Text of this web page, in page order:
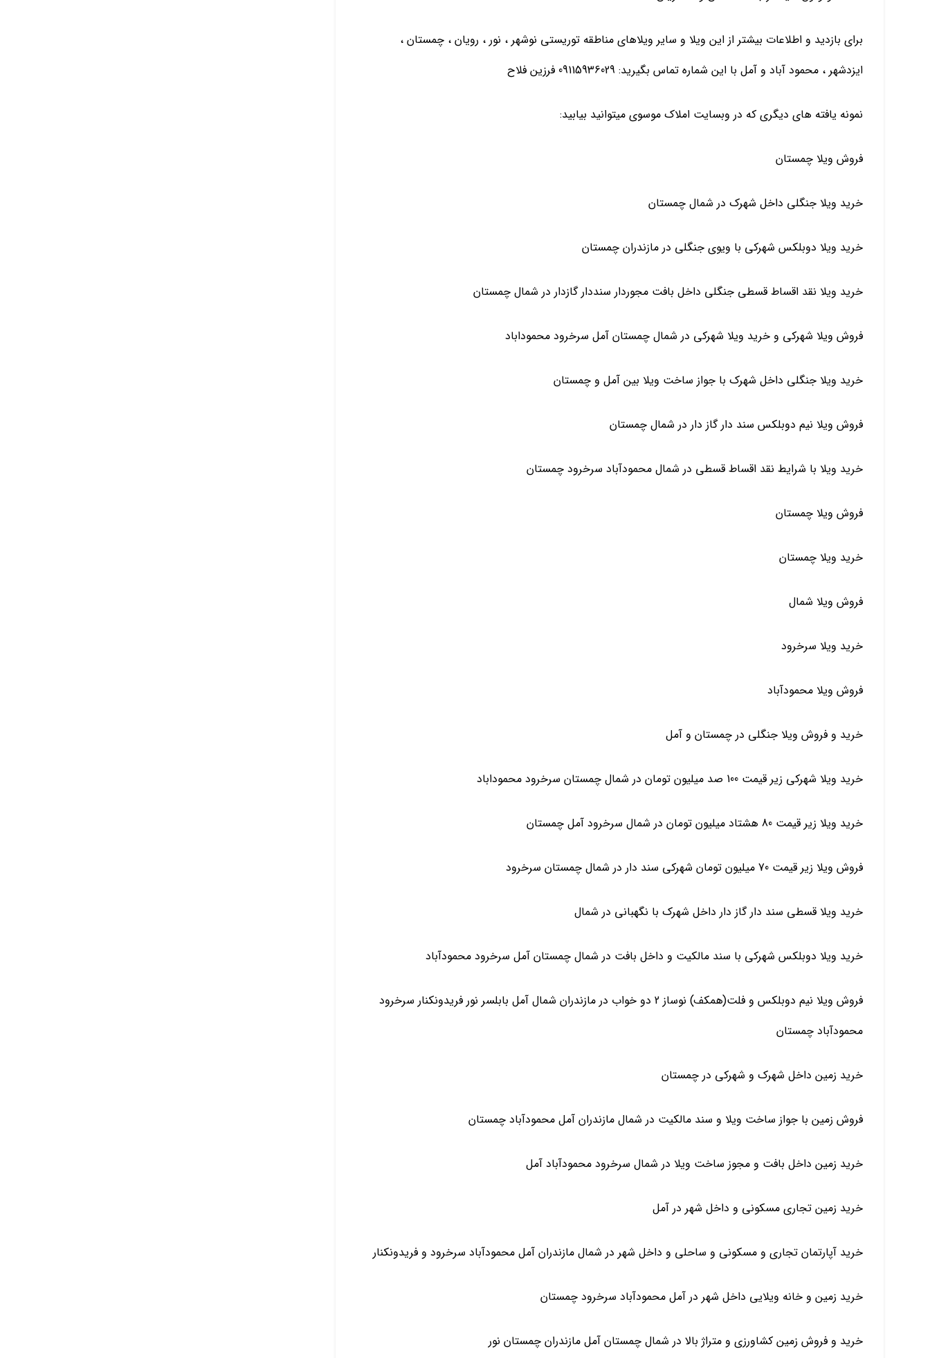
برای بازدید و اطلاعات بیشتر از این ویلا و سایر ویلاهای مناطقه توریستی نوشهر ، نور ، رویان ، چمستان ،
ایزدشهر ، محمود آباد و آمل با این شماره تماس بگیرید: 09115936029 فرزین فلاح
نمونه یافته های دیگری که در وبسایت املاک موسوی میتوانید بیابید:
فروش ویلا چمستان
خرید ویلا جنگلی داخل شهرک در شمال چمستان
خرید ویلا دوبلکس شهرکی با ویوی جنگلی در مازندران چمستان
خرید ویلا نقد اقساط قسطی جنگلی داخل بافت مجوردار سنددار گازدار در شمال چمستان
فروش ویلا شهرکی و خرید ویلا شهرکی در شمال چمستان آمل سرخرود محموداباد
خرید ویلا جنگلی داخل شهرک با جواز ساخت ویلا بین آمل و چمستان
فروش ویلا نیم دوبلکس سند دار گاز دار در شمال چمستان
خرید ویلا با شرایط نقد اقساط قسطی در شمال محمودآباد سرخرود چمستان
فروش ویلا چمستان
خرید ویلا چمستان
فروش ویلا شمال
خرید ویلا سرخرود
فروش ویلا محمودآباد
خرید و فروش ویلا جنگلی در چمستان و آمل
خرید ویلا شهرکی زیر قیمت 100 صد میلیون تومان در شمال چمستان سرخرود محموداباد
خرید ویلا زیر قیمت 80 هشتاد میلیون تومان در شمال سرخرود آمل چمستان
فروش ویلا زیر قیمت 70 میلیون تومان شهرکی سند دار در شمال چمستان سرخرود
خرید ویلا قسطی سند دار گاز دار داخل شهرک با نگهبانی در شمال
خرید ویلا دوبلکس شهرکی با سند مالکیت و داخل بافت در شمال چمستان آمل سرخرود محمودآباد
فروش ویلا نیم دوبلکس و فلت(همکف) نوساز 2 دو خواب در مازندران شمال آمل بابلسر نور فریدونکنار سرخرود
محمودآباد چمستان
خرید زمین داخل شهرک و شهرکی در چمستان
فروش زمین با جواز ساخت ویلا و سند مالکیت در شمال مازندران آمل محمودآباد چمستان
خرید زمین داخل بافت و مجوز ساخت ویلا در شمال سرخرود محمودآباد آمل
خرید زمین تجاری مسکونی و داخل شهر در آمل
خرید آپارتمان تجاری و مسکونی و ساحلی و داخل شهر در شمال مازندران آمل محمودآباد سرخرود و فریدونکنار
خرید زمین و خانه ویلایی داخل شهر در آمل محمودآباد سرخرود چمستان
خرید و فروش زمین کشاورزی و متراژ بالا در شمال چمستان آمل مازندران چمستان نور